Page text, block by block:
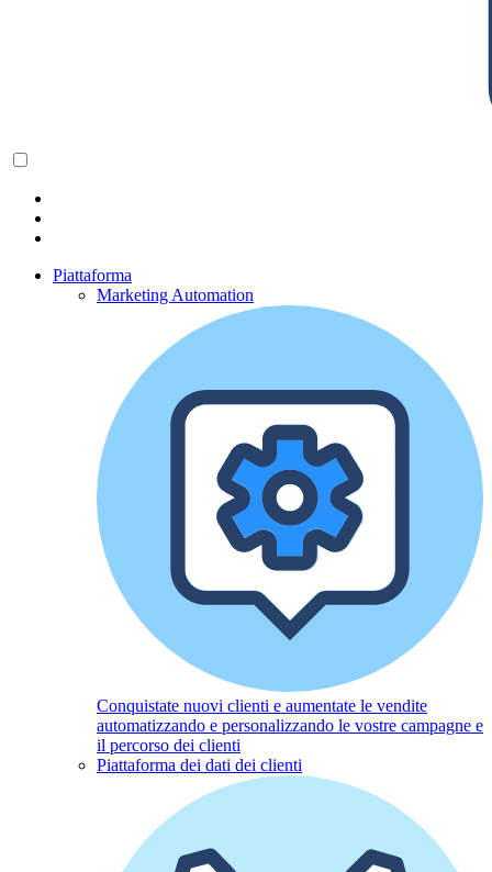
Piattaforma
Marketing Automation
Conquistate nuovi clienti e aumentate le vendite
automatizzando e personalizzando le vostre campagne e
il percorso dei clienti
Piattaforma dei dati dei clienti